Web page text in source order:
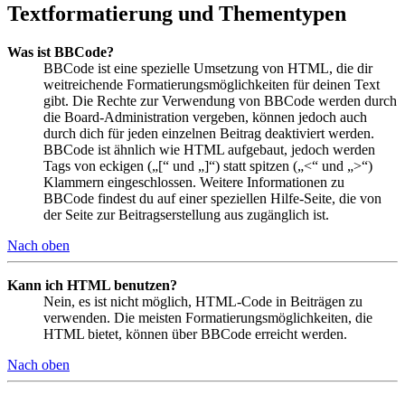
Textformatierung und Thementypen
Was ist BBCode?
BBCode ist eine spezielle Umsetzung von HTML, die dir
weitreichende Formatierungsmöglichkeiten für deinen Text
gibt. Die Rechte zur Verwendung von BBCode werden durch
die Board-Administration vergeben, können jedoch auch
durch dich für jeden einzelnen Beitrag deaktiviert werden.
BBCode ist ähnlich wie HTML aufgebaut, jedoch werden
Tags von eckigen („[“ und „]“) statt spitzen („<“ und „>“)
Klammern eingeschlossen. Weitere Informationen zu
BBCode findest du auf einer speziellen Hilfe-Seite, die von
der Seite zur Beitragserstellung aus zugänglich ist.
Nach oben
Kann ich HTML benutzen?
Nein, es ist nicht möglich, HTML-Code in Beiträgen zu
verwenden. Die meisten Formatierungsmöglichkeiten, die
HTML bietet, können über BBCode erreicht werden.
Nach oben